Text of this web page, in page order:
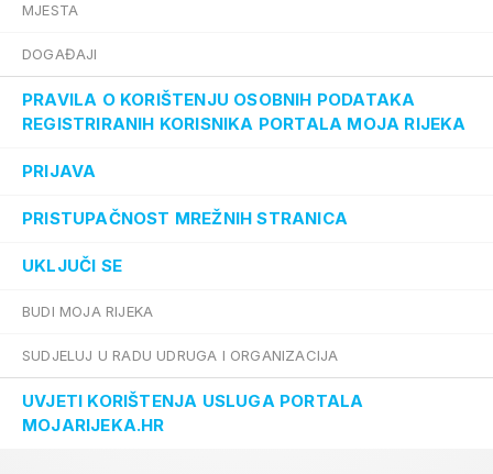
MJESTA
DOGAĐAJI
PRAVILA O KORIŠTENJU OSOBNIH PODATAKA
REGISTRIRANIH KORISNIKA PORTALA MOJA RIJEKA
PRIJAVA
PRISTUPAČNOST MREŽNIH STRANICA
UKLJUČI SE
BUDI MOJA RIJEKA
SUDJELUJ U RADU UDRUGA I ORGANIZACIJA
UVJETI KORIŠTENJA USLUGA PORTALA
MOJARIJEKA.HR